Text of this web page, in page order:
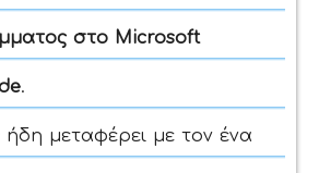
στο Microsoft
.
ήδη μεταφέρει με τον ένα